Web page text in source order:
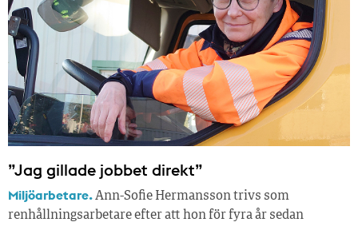
”Jag gillade jobbet direkt”
Miljöarbetare.Ann-Sofie Hermansson trivs som
renhållningsarbetare efter att hon för fyra år sedan